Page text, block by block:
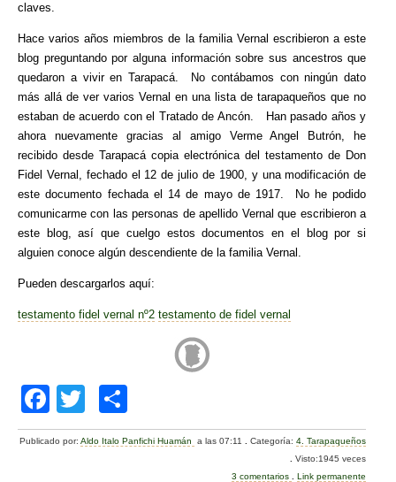
claves.
Hace varios años miembros de la familia Vernal escribieron a este
blog preguntando por alguna información sobre sus ancestros que
quedaron a vivir en Tarapacá. No contábamos con ningún dato
más allá de ver varios Vernal en una lista de tarapaqueños que no
estaban de acuerdo con el Tratado de Ancón. Han pasado años y
ahora nuevamente gracias al amigo Verme Angel Butrón, he
recibido desde Tarapacá copia electrónica del testamento de Don
Fidel Vernal, fechado el 12 de julio de 1900, y una modificación de
este documento fechada el 14 de mayo de 1917. No he podido
comunicarme con las personas de apellido Vernal que escribieron a
este blog, así que cuelgo estos documentos en el blog por si
alguien conoce algún descendiente de la familia Vernal.
Pueden descargarlos aquí:
testamento fidel vernal nº2 testamento de fidel vernal
F
a
c
T
wi
tt
o
m
Publicado por:Aldo Italo Panfichi Huamán a las 07:11 .Categoría:4. Tarapaqueños
Visto:1945 veces
3 comentarios
Link permanente